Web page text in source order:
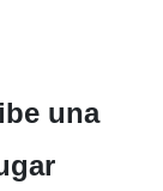
una